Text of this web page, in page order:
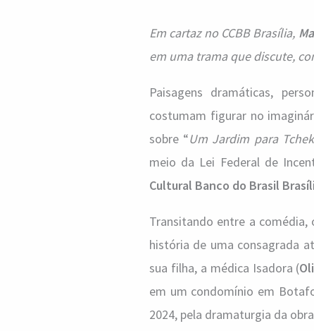
Em cartaz no CCBB Brasília,
em uma trama que discute,
Paisagens dramáticas,
costumam figurar no
sobre “Um Jardim para
meio da Lei Federal de
Cultural Banco do Brasil
Transitando entre a
história de uma consagrada
sua filha, a médica Isadora (
em um condomínio em
2024, pela dramaturgia da